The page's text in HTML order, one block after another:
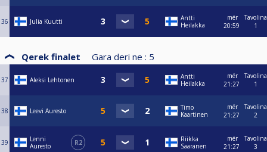
36 Julia Kuutti
Antti
Heilakka
mër
20:59
Tavolina
1
Qerek finalet Gara deri ne : 5
37 Aleksi Lehtonen
Antti
Heilakka
mër
21:27
Tavolina
1
38 Leevi Auresto
Timo
Kaartinen
mër
21:27
Tavolina
2
39
Lenni
Auresto
R2
Riikka
Saaranen
mër
21:27
Tavolina
3